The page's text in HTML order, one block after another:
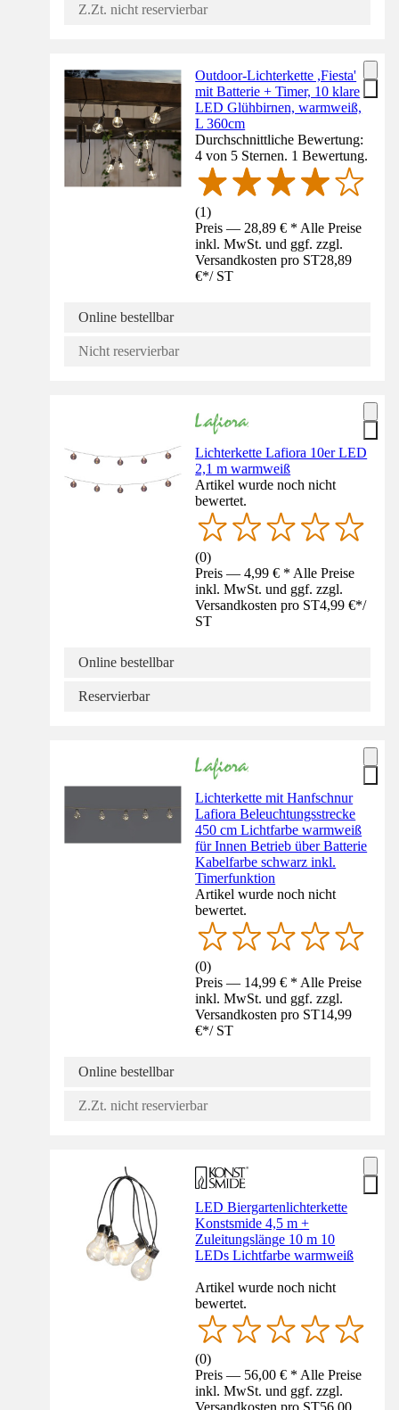
Z.Zt. nicht reservierbar
Outdoor-Lichterkette ,Fiesta'
mit Batterie + Timer, 10 klare
LED Glühbirnen, warmweiß,
L 360cm
Durchschnittliche Bewertung:
4 von 5 Sternen. 1 Bewertung.
(1)
Preis — 28,89 € * Alle Preise
inkl. MwSt. und ggf. zzgl.
Versandkosten pro ST28,89
€*/ ST
Online bestellbar
Nicht reservierbar
Lichterkette Lafiora 10er LED
2,1 m warmweiß
Artikel wurde noch nicht
bewertet.
(0)
Preis — 4,99 € * Alle Preise
inkl. MwSt. und ggf. zzgl.
Versandkosten pro ST4,99 €*/
ST
Online bestellbar
Reservierbar
Lichterkette mit Hanfschnur
Lafiora Beleuchtungsstrecke
450 cm Lichtfarbe warmweiß
für Innen Betrieb über Batterie
Kabelfarbe schwarz inkl.
Timerfunktion
Artikel wurde noch nicht
bewertet.
(0)
Preis — 14,99 € * Alle Preise
inkl. MwSt. und ggf. zzgl.
Versandkosten pro ST14,99
€*/ ST
Online bestellbar
Z.Zt. nicht reservierbar
LED Biergartenlichterkette
Konstsmide 4,5 m +
Zuleitungslänge 10 m 10
LEDs Lichtfarbe warmweiß
Artikel wurde noch nicht
bewertet.
(0)
Preis — 56,00 € * Alle Preise
inkl. MwSt. und ggf. zzgl.